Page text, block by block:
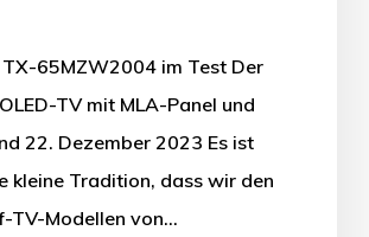
65MZW2004 im Test Der
TV mit MLA-Panel und
22. Dezember 2023 Es ist
kleine Tradition, dass wir den
TV-Modellen von…